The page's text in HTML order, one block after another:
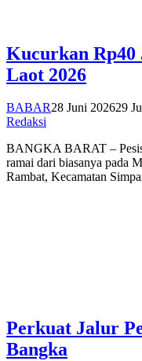
Kucurkan Rp40
Laot 2026
BABAR28 Juni 202629
Redaksi
BANGKA BARAT –
ramai dari biasanya pada
Rambat, Kecamatan
Perkuat Jalur
Bangka